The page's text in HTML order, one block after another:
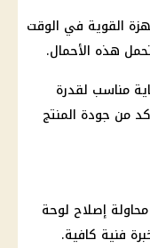
القوية في الوقت
هذه الأحمال.
مناسب لقدرة
من جودة المنتج
إصلاح لوحة
فنية كافية.